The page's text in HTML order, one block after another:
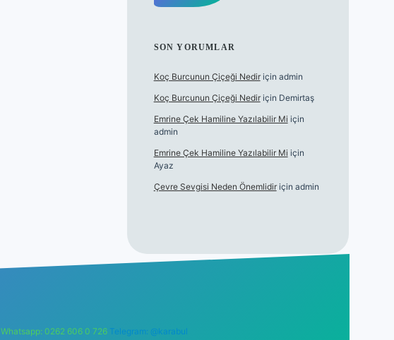
SON YORUMLAR
Koç Burcunun Çiçeği Nediriçin admin
Koç Burcunun Çiçeği Nediriçin Demirtaş
Emrine Çek Hamiline Yazılabilir Mi için
admin
Emrine Çek Hamiline Yazılabilir Mi için
Ayaz
Çevre Sevgisi Neden Önemlidiriçin admin
Whatsapp: 0262 606 0 726 Telegram: @karabul